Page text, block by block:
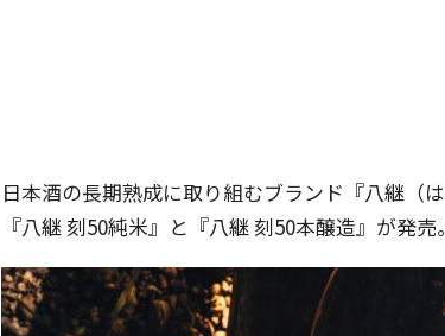
日本酒の長期熟成に取り組むブランド『八継（
『八継 刻50純米』と『八継 刻50本醸造』が発売。